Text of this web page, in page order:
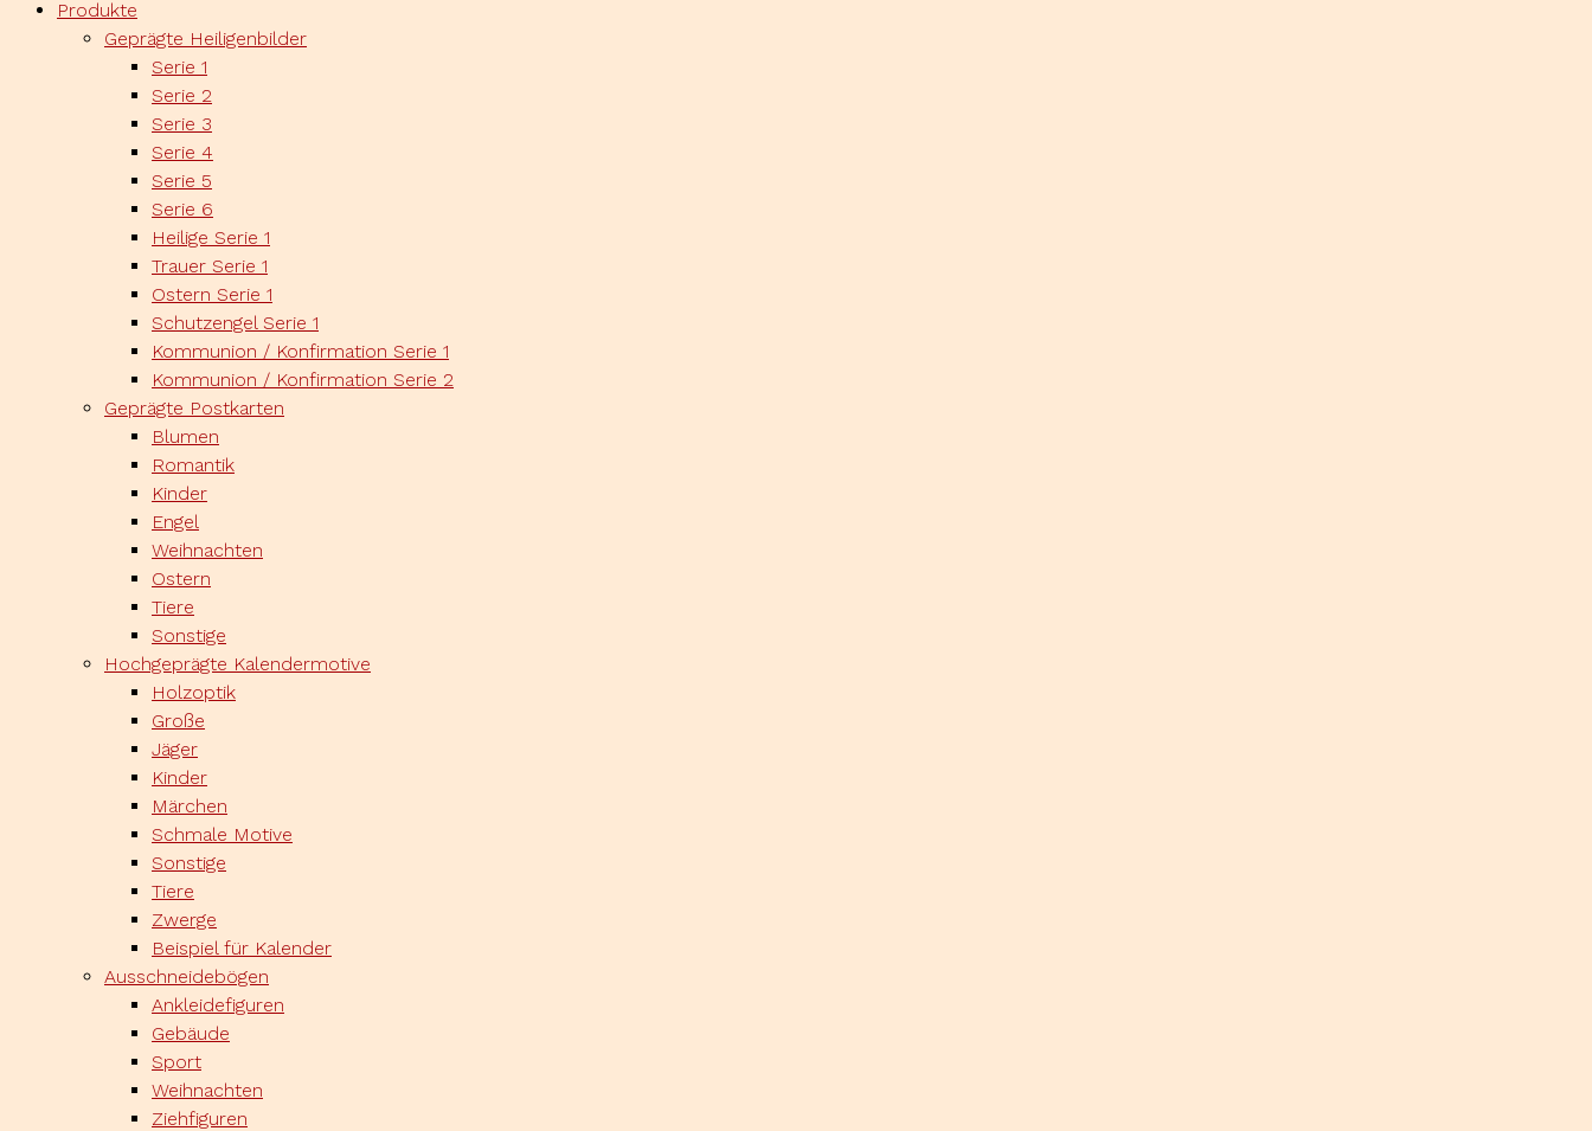
Produkte
Geprägte Heiligenbilder
Serie 1
Serie 2
Serie 3
Serie 4
Serie 5
Serie 6
Heilige Serie 1
Trauer Serie 1
Ostern Serie 1
Schutzengel Serie 1
Kommunion / Konfirmation Serie 1
Kommunion / Konfirmation Serie 2
Geprägte Postkarten
Blumen
Romantik
Kinder
Engel
Weihnachten
Ostern
Tiere
Sonstige
Hochgeprägte Kalendermotive
Holzoptik
Große
Jäger
Kinder
Märchen
Schmale Motive
Sonstige
Tiere
Zwerge
Beispiel für Kalender
Ausschneidebögen
Ankleidefiguren
Gebäude
Sport
Weihnachten
Ziehfiguren